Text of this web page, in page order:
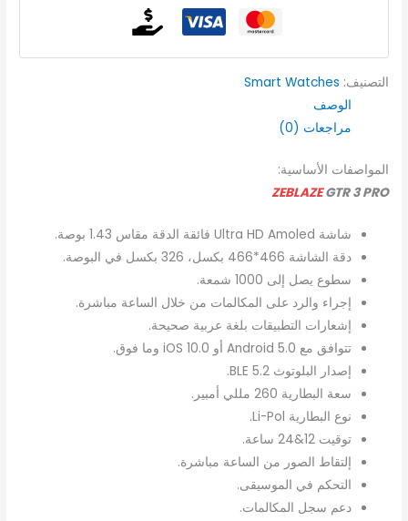
التصنيف: Smart Watches
الوصف
مراجعات (0)
المواصفات الأساسية:
ZEBLAZEGTR 3 PRO
شاشة Ultra HD Amoled فائقة الدقة مقاس 1.43 بوصة.
دقة الشاشة 466*466 بكسل، 326 بكسل في البوصة.
سطوع يصل إلى 1000 شمعة.
إجراء والرد على المكالمات من خلال الساعة مباشرة.
إشعارات التطبيقات بلغة عربية صحيحة.
تتوافق مع Android 5.0 أو iOS 10.0 وما فوق.
إصدار البلوتوث BLE 5.2.
سعة البطارية 260 مللي أمبير.
نوع البطارية Li-Pol.
توقيت 12&24 ساعة.
إلتقاط الصور من الساعة مباشرة.
التحكم في الموسيقى.
دعم سجل المكالمات.